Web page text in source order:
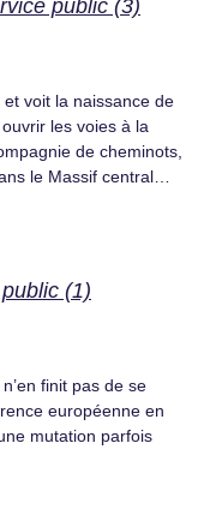
public (3)
voit la naissance de
les voies à la
de cheminots,
le Massif central…
(1)
finit pas de se
européenne en
mutation parfois